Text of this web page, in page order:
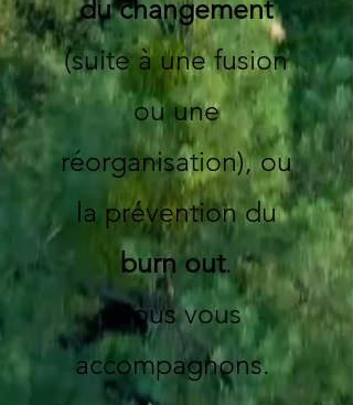
du changement
(suite à une fusion
ou une
réorganisation), ou
la prévention du
burn out.
Nous vous
accompagnons.